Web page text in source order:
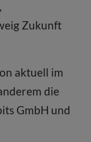
Zukunft
aktuell im
die
GmbH und